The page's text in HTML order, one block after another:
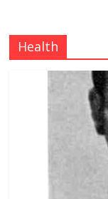
Health